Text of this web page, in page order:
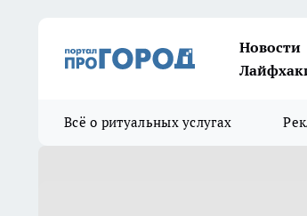
Новости
Всё о ритуальных услугах